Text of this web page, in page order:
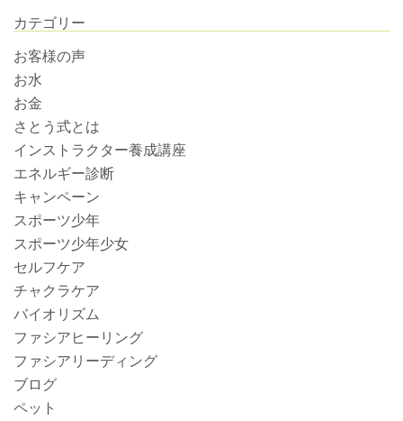
カテゴリー
お客様の声
お水
お金
さとう式とは
インストラクター養成講座
エネルギー診断
キャンペーン
スポーツ少年
スポーツ少年少女
セルフケア
チャクラケア
バイオリズム
ファシアヒーリング
ファシアリーディング
ブログ
ペット